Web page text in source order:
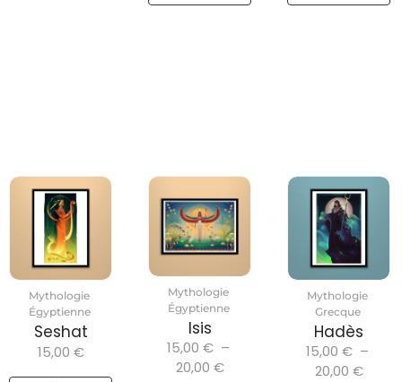
Mythologie
Égyptienne
Seshat
15,00 €
Mythologie
Égyptienne
Isis
15,00 € –
20,00 €
Mythologie
Grecque
Hadès
15,00 € –
20,00 €